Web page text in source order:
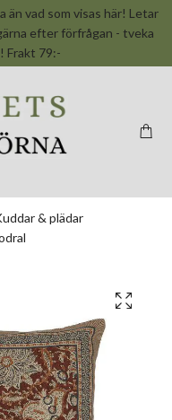
vad som visas här! Letar
efter förfrågan - tveka
Frakt 79:-
& plädar